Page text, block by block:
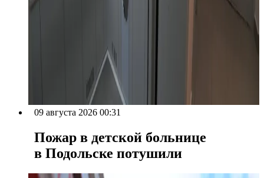
09 августа 2026 00:31
Пожар в детской больнице
в Подольске потушили